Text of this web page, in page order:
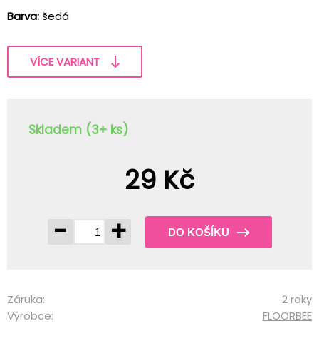
Barva:šedá
VÍCE VARIANT
Skladem (3+ ks)
29 Kč
-
+ DO KOŠÍKU
Záruka:
2 roky
Výrobce:
FLOORBEE